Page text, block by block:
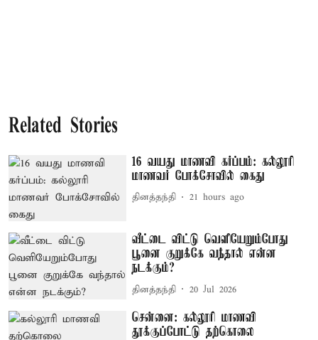
Related Stories
16 வயது மாணவி கர்ப்பம்: கல்லூரி
மாணவர் போக்சோவில் கைது
தினத்தந்தி 21 hours ago
வீட்டை விட்டு வெளியேறும்போது
பூனை குறுக்கே வந்தால் என்ன
நடக்கும்?
தினத்தந்தி 20 Jul 2026
சென்னை: கல்லூரி மாணவி
தூக்குப்போட்டு தற்கொலை